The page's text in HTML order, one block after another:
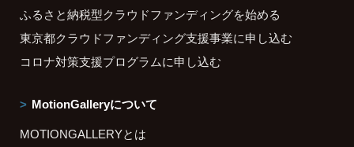
ふるさと納税型クラウドファンディングを始める
東京都クラウドファンディング支援事業に申し込む
コロナ対策支援プログラムに申し込む
MotionGalleryについて
MOTIONGALLERYとは